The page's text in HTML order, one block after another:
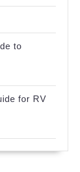
to
for RV